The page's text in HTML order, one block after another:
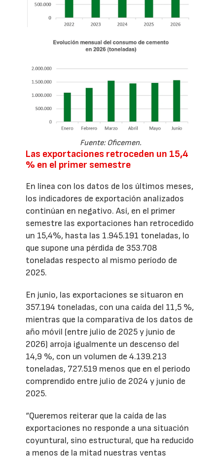
Fuente: Oficemen.
Las exportaciones retroceden un 15,4
% en el primer semestre
En línea con los datos de los últimos meses,
los indicadores de exportación analizados
continúan en negativo. Así, en el primer
semestre las exportaciones han retrocedido
un 15,4%, hasta las 1.945.191 toneladas, lo
que supone una pérdida de 353.708
toneladas respecto al mismo período de
2025.
En junio, las exportaciones se situaron en
357.194 toneladas, con una caída del 11,5 %,
mientras que la comparativa de los datos de
año móvil (entre julio de 2025 y junio de
2026) arroja igualmente un descenso del
14,9 %, con un volumen de 4.139.213
toneladas, 727.519 menos que en el periodo
comprendido entre julio de 2024 y junio de
2025.
“Queremos reiterar que la caída de las
exportaciones no responde a una situación
coyuntural, sino estructural, que ha reducido
a menos de la mitad nuestras ventas